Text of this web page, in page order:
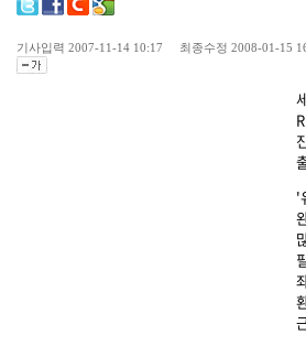
기사입력 2007-11-14 10:17 최종수정 2008-01-15
'